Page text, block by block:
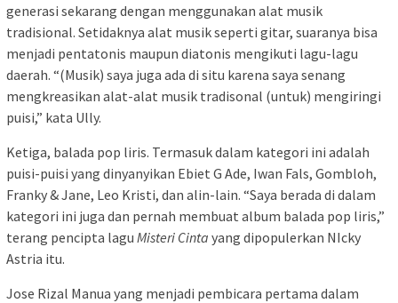
generasi sekarang dengan menggunakan alat musik
tradisional. Setidaknya alat musik seperti gitar, suaranya bisa
menjadi pentatonis maupun diatonis mengikuti lagu-lagu
daerah. “(Musik) saya juga ada di situ karena saya senang
mengkreasikan alat-alat musik tradisonal (untuk) mengiringi
puisi,” kata Ully.
Ketiga, balada pop liris. Termasuk dalam kategori ini adalah
puisi-puisi yang dinyanyikan Ebiet G Ade, Iwan Fals, Gombloh,
Franky & Jane, Leo Kristi, dan alin-lain. “Saya berada di dalam
kategori ini juga dan pernah membuat album balada pop liris,”
terang pencipta lagu Misteri Cinta yang dipopulerkan NIcky
Astria itu.
Jose Rizal Manua yang menjadi pembicara pertama dalam